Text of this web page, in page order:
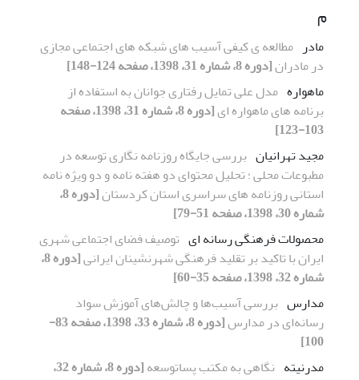
م
مادر مطالعه ی کیفی آسیب های شبکه های اجتماعی مجازی
در مادران[دوره 8، شماره 31، 1398، صفحه 124-148]
ماهواره مدل علی تمایل رفتاری جوانان به استفاده از
برنامه های ماهواره ای
[دوره 8، شماره 31، 1398، صفحه
103-123]
مجید تهرانیان بررسی جایگاه روزنامه نگاری توسعه در
مطبوعات محلی ؛ تحلیل محتوای دو هفته نامه و دو ویژه نامه
استانی روزنامه های سراسری استان کردستان
[دوره 8،
شماره 30، 1398، صفحه 51-79]
محصولات فرهنگی رسانه ای توصیف فضای اجتماعی شهری
ایران با تاکید بر تقلید فرهنگی شهرنشینان ایرانی
[دوره 8،
شماره 32، 1398، صفحه 35-60]
مدارس بررسی آسیب‌ها و چالش‌های آموزش سواد
رسانه‌ای در مدارس
[دوره 8، شماره 33، 1398، صفحه 83-
100]
مدرنیته نگاهی به مکتب پساتوسعه
[دوره 8، شماره 32،